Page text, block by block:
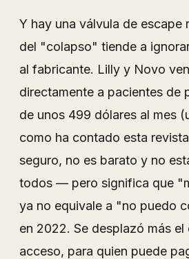
Y hay una válvula de escape
del "colapso" tiende a
al fabricante. Lilly y Novo
directamente a pacientes de
de unos 499 dólares al mes
como ha contado esta
seguro, no es barato y no
todos — pero significa que
ya no equivale a "no puedo
en 2022. Se desplazó más el
acceso, para quien puede